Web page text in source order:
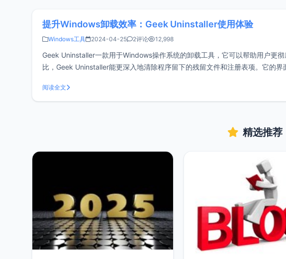
提升Windows卸载效率：Geek Uninstaller使用体验
Windows工具 2024-04-25 2评论 12,998
Geek Uninstaller一款用于Windows操作系统的卸载工具，它可以帮助用户更
比，Geek Uninstaller能更深入地清除程序留下的残留文件和注册表项。它的
阅读全文
精选推荐